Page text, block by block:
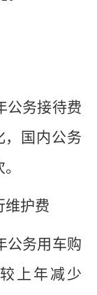
公务接待费
，国内公务
。
维护费
公务用车购
上年 减少